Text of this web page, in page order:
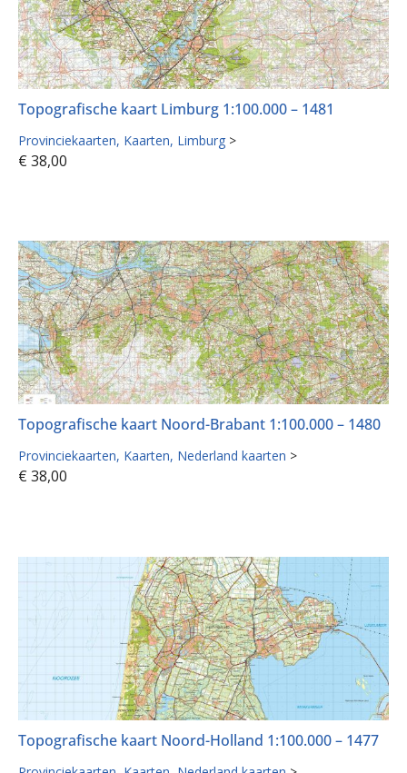
Topografische kaart Limburg 1:100.000 – 1481
Provinciekaarten Kaarten Limburg >
€ 38,00
Topografische kaart Noord-Brabant 1:100.000 – 1480
Provinciekaarten Kaarten Nederland kaarten >
€ 38,00
Topografische kaart Noord-Holland 1:100.000 – 1477